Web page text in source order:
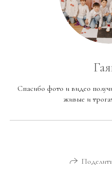
Спасибо фото и видео
живые и